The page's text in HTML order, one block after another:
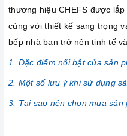
thương hiệu CHEFS được lắp
cùng với thiết kế sang trọng
bếp nhà bạn trở nên tinh tế
1. Đặc điểm nổi bật của sản
2. Một số lưu ý khi sử dụng
3. Tại sao nên chọn mua sản